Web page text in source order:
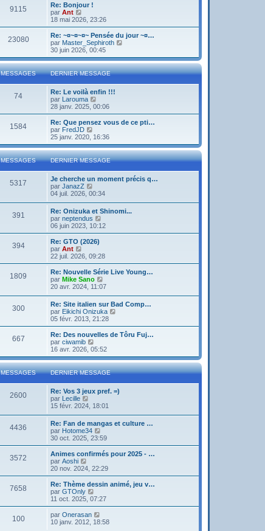
e
r
n
i
e
r
m
e
s
a
g
e
9115
Re: Bonjour !
par Ant
o
i
r
l
e
e
r
n
i
e
r
m
e
s
s
a
g
e
18 mai 2026, 23:26
23080
Re: ~¤~¤~¤~ Pensée du jour ~¤…
par Master_Sephiroth
i
r
l
d
i
e
e
s
s
g
e
30 juin 2026, 00:45
MESSAGES DERNIER MESSAGE
74
Re: Le voilà enfin !!!
par Larouma
o
i
r
e
e
r
n
i
e
m
s
s
a
g
28 janv. 2025, 00:06
1584
Re: Que pensez vous de ce pti…
par FredJD
o
i
r
l
d
e
n
i
e
r
m
s
s
a
g
25 janv. 2020, 16:36
MESSAGES DERNIER MESSAGE
5317
Je cherche un moment précis q…
par JanazZ
o
l
e
d
e
r
i
e
r
m
e
s
s
a
g
04 juil. 2026, 00:34
391
Re: Onizuka et Shinomi...
par neptendus
o
i
e
e
r
n
i
e
r
m
e
s
s
g
e
06 juin 2023, 10:12
394
Re: GTO (2026)
par Ant
o
i
r
l
e
e
r
n
i
e
r
m
e
s
s
a
22 juil. 2026, 09:28
1809
Re: Nouvelle Série Live Young…
par Mike Sano
o
l
e
d
r
i
e
r
m
s
a
g
e
20 avr. 2024, 11:07
300
Re: Site italien sur Bad Comp…
par Eikichi Onizuka
i
r
e
r
i
e
s
s
05 févr. 2013, 21:28
667
Re: Des nouvelles de Tôru Fuj…
par ciwamib
o
i
r
l
d
e
n
i
e
r
m
s
a
g
16 avr. 2026, 05:52
MESSAGES DERNIER MESSAGE
2600
Re: Vos 3 jeux pref. =)
par Lecille
l
e
d
e
r
i
e
r
m
e
s
s
a
15 févr. 2024, 18:01
4436
Re: Fan de mangas et culture …
par Hotome34
o
i
r
e
e
r
n
i
m
30 oct. 2025, 23:59
3572
Animes confirmés pour 2025 - …
par Aoshi
o
i
r
l
e
d
r
n
20 nov. 2024, 22:29
7658
Re: Thème dessin animé, jeu v…
par GTOnly
o
i
r
l
11 oct. 2025, 07:27
100 par Onerasan
o
10 janv. 2012, 18:58